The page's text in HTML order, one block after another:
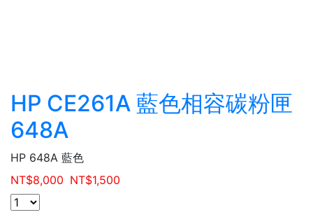
HP CE261A 藍色相容碳粉匣
648A
HP 648A 藍色
NT$8,000 NT$1,500